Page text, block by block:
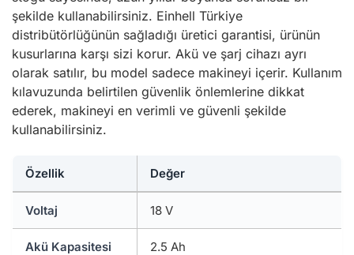
şekilde kullanabilirsiniz. Einhell Türkiye
distribütörlüğünün sağladığı üretici garantisi, ürünün
kusurlarına karşı sizi korur. Akü ve şarj cihazı ayrı
olarak satılır, bu model sadece makineyi içerir. Kullanım
kılavuzunda belirtilen güvenlik önlemlerine dikkat
ederek, makineyi en verimli ve güvenli şekilde
kullanabilirsiniz.
Özellik Değer
Voltaj 18 V
Akü Kapasitesi 2.5 Ah